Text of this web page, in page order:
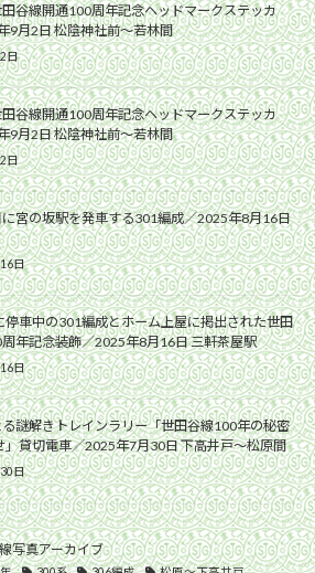
谷線開通100周年記念ヘッドマークステッカ
9月2日 松陰神社前〜若林間
日
谷線開通100周年記念ヘッドマークステッカ
9月2日 松陰神社前〜若林間
日
宮の坂駅を発車する301編成／2025年8月16日
日
停車中の301編成とホーム上屋に掲出された世田
年記念装飾／2025年8月16日 三軒茶屋駅
日
謎解きトレインラリー「世田谷線100年の秘密
」貸切電車／2025年7月30日 下高井戸〜松原間
日
写真アーカイブ